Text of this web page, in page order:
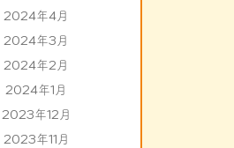
2024年4月
2024年3月
2024年2月
2024年1月
2023年12月
2023年11月